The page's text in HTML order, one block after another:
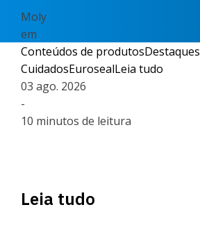
Moly
em
Conteúdos de produtosDestaques
CuidadosEurosealLeia tudo
03 ago. 2026
-
10 minutos de leitura
Leia tudo